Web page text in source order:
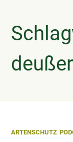
Newsletter
deußer
ARTENSCHUTZ